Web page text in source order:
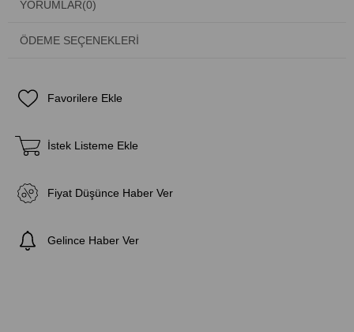
YORUMLAR(0)
ÖDEME SEÇENEKLERI
Favorilere Ekle
İstek Listeme Ekle
Fiyat Düşünce Haber Ver
Gelince Haber Ver